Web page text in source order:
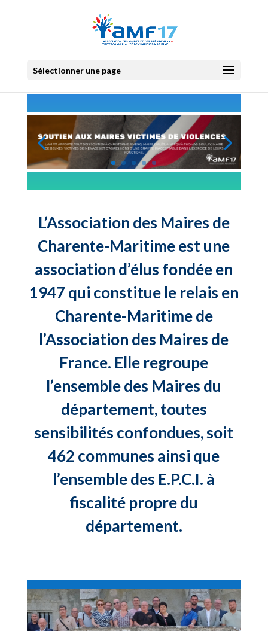
Sélectionner une page
L’Association des Maires de
Charente-Maritime est une
association d’élus fondée en
1947 qui constitue le relais en
Charente-Maritime de
l’Association des Maires de
France. Elle regroupe
l’ensemble des Maires du
département, toutes
sensibilités confondues, soit
462 communes ainsi que
l’ensemble des E.P.C.I. à
fiscalité propre du
département.